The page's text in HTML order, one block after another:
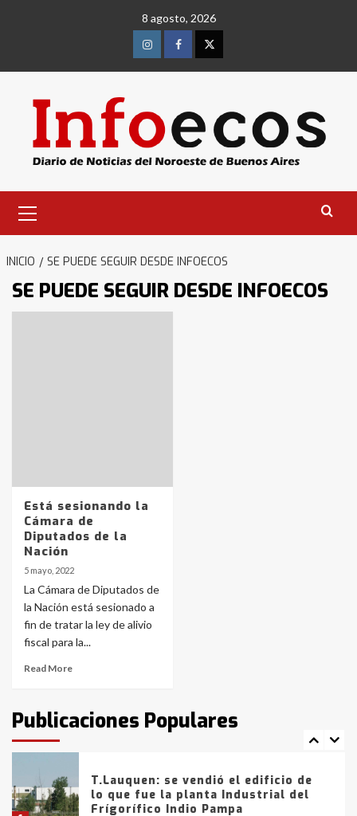
8 agosto, 2026
InstagramFacebookTwitter
primario
INICIO SE PUEDE SEGUIR DESDE INFOECOS
SE PUEDE SEGUIR DESDE INFOECOS
Está sesionando la
Cámara de
Diputados de la
Nación
5 mayo, 2022
La Cámara de Diputados de
la Nación está sesionado a
fin de tratar la ley de alivio
fiscal para la...
Read More
Publicaciones Populares
5
Los precios de los combustibles en
La Pampa, desde YPF hasta Axion
entre 857 a 1338 pesos
6
La Bolsa de Cereales de Bahía
Blanca anticipa que Agosto vendrá
con lluvias y heladas, en gran parte
fueron detenidos por
comercialización de drogas en la
tarde del sábado
T.Lauquen: se vendió el edificio de
lo que fue la planta Industrial del
Frígorífico Indio Pampa